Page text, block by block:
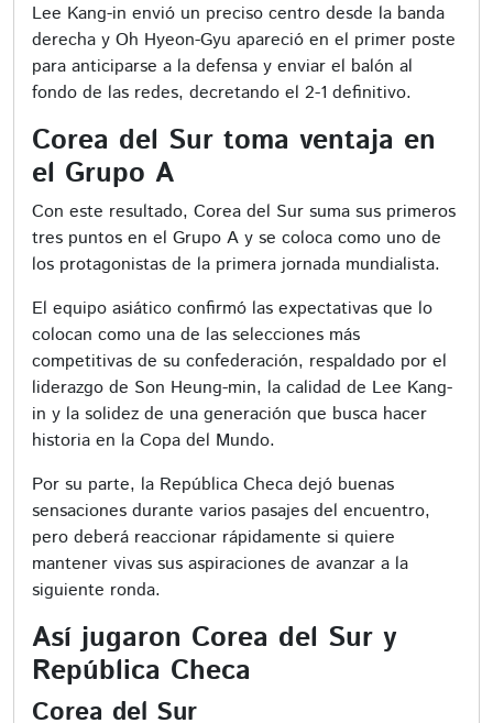
Lee Kang-in envió un preciso centro desde la banda
derecha y Oh Hyeon-Gyu apareció en el primer poste
para anticiparse a la defensa y enviar el balón al
fondo de las redes, decretando el 2-1 definitivo.
Corea del Sur toma ventaja en
el Grupo A
Con este resultado, Corea del Sur suma sus primeros
tres puntos en el Grupo A y se coloca como uno de
los protagonistas de la primera jornada mundialista.
El equipo asiático confirmó las expectativas que lo
colocan como una de las selecciones más
competitivas de su confederación, respaldado por el
liderazgo de Son Heung-min, la calidad de Lee Kang-
in y la solidez de una generación que busca hacer
historia en la Copa del Mundo.
Por su parte, la República Checa dejó buenas
sensaciones durante varios pasajes del encuentro,
pero deberá reaccionar rápidamente si quiere
mantener vivas sus aspiraciones de avanzar a la
siguiente ronda.
Así jugaron Corea del Sur y
República Checa
Corea del Sur